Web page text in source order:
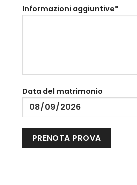
Informazioni aggiuntive*
Data del matrimonio